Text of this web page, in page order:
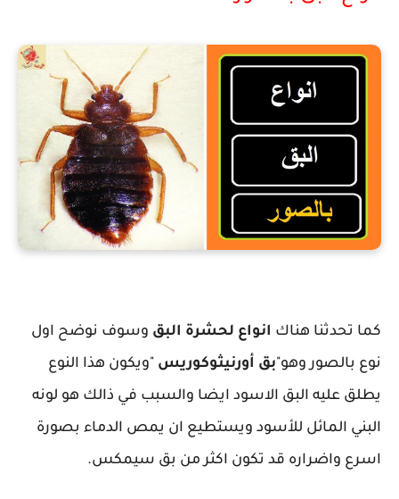
كما تحدثنا هناك انواع لحشرة البق وسوف نوضح اول
نوع بالصور وهو"بق أورنيثوكوريس "ويكون هذا النوع
يطلق عليه البق الاسود ايضا والسبب في ذالك هو لونه
البني المائل للأسود ويستطيع ان يمص الدماء بصورة
اسرع واضراره قد تكون اكثر من بق سيمكس.